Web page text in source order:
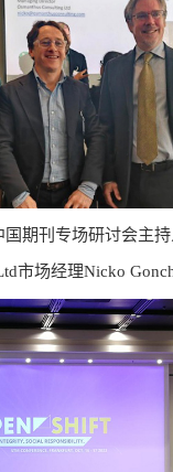
期刊专场研讨会主持
市场经理Nicko